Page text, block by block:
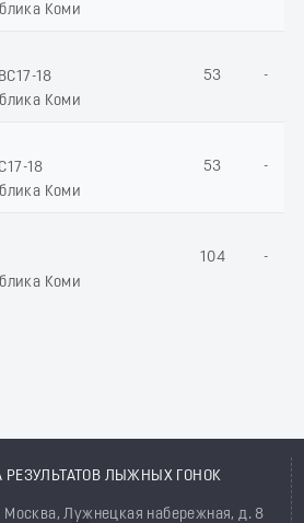
Коми
18
Коми
53 -
18
Коми
53 -
Коми
104 -
РЕЗУЛЬТАТОВ ЛЫЖНЫХ ГОНОК
Москва, Лужнецкая набережная, д. 8